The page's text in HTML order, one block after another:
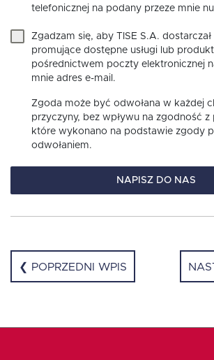
telefonicznej na podany przeze mnie
Zgadzam się, aby TISE S.A.
promujące dostępne usługi lub
pośrednictwem poczty elektronicznej
mnie adres e-mail.
Zgoda może być odwołana w każdej
przyczyny, bez wpływu na zgodność z
które wykonano na podstawie zgody
odwołaniem.
NAPISZ DO NAS
❮ POPRZEDNI WPIS